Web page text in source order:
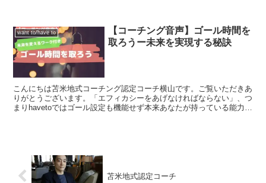
want to/have to
【コーチング音声】ゴール時間を
取ろうー未来を実現する秘訣
こんにちは苫米地式コーチング認定コーチ横山です。ご覧いただきあ
りがとうございます。「エフィカシーをあげなければならない」、つ
まりhavetoではゴール設定も機能せず本来あなたが持っている能力発
苫米地式認定コーチ